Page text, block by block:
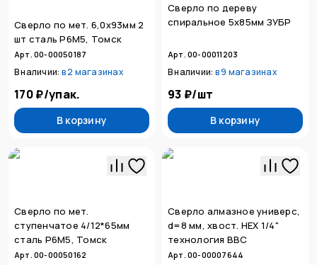
Сверло по мет. 6,0х93мм 2
шт сталь Р6М5, Томск
Арт. 00-00050187
В наличии: в2 магазинах
170 ₽/упак.
В корзину
Сверло по дереву
спиральное 5х85мм ЗУБР
Арт. 00-00011203
В наличии: в9 магазинах
93 ₽/шт
В корзину
Сверло по мет.
ступенчатое 4/12*65мм
сталь Р6М5, Томск
Арт. 00-00050162
Сверло алмазное универс,
d=8 мм, хвост. HEX 1/4"
технология ВВС
Арт. 00-00007644